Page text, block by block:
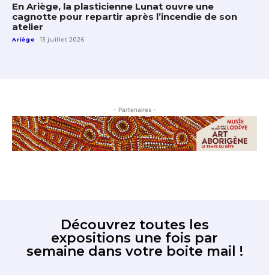
En Ariège, la plasticienne Lunat ouvre une
cagnotte pour repartir après l’incendie de son
atelier
Ariège 13 juillet 2026
- Partenaires -
Découvrez toutes les
expositions une fois par
semaine dans votre boite mail !